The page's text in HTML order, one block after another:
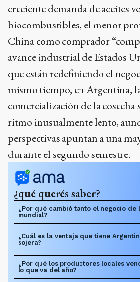
creciente demanda de aceites
biocombustibles, el menor
China como comprador
avance industrial de Estados
que están redefiniendo el
mismo tiempo, en Argentina,
comercialización de la cosecha
ritmo inusualmente lento,
perspectivas apuntan a una
durante el segundo semestre.
¿qué querés saber?
¿Por qué cambió tanto el negocio de
mundial?
¿Cuál es la ventaja que tiene
sojera?
¿Por qué los productores locales
lo que va del año?